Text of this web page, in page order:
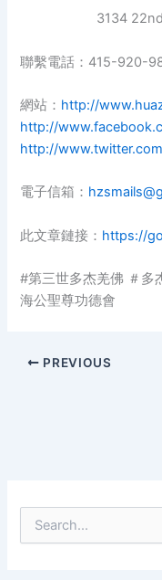
3134 22nd
聯繫電話：415-920-
網站： http://
http://
http://
電子信箱：
此文章鏈接： https://
#第三世多杰羌佛 ＃多
海公聖尊功德會
PREVIOUS